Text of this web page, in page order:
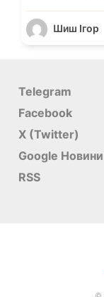
Шиш Ігор
Telegram
Facebook
X (Twitter)
Google Новини
RSS